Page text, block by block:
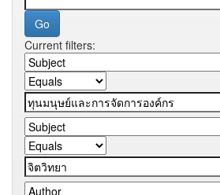
Current filters: